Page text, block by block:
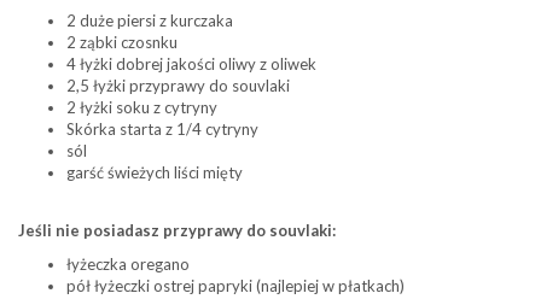
2 duże piersi z kurczaka
2 ząbki czosnku
4 łyżki dobrej jakości oliwy z oliwek
2,5 łyżki przyprawy do souvlaki
2 łyżki soku z cytryny
Skórka starta z 1/4 cytryny
sól
garść świeżych liści mięty
Jeśli nie posiadasz przyprawy do souvlaki:
łyżeczka oregano
pół łyżeczki ostrej papryki (najlepiej w płatkach)